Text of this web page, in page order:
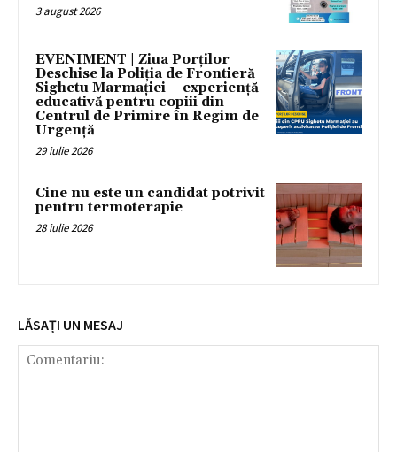
3 august 2026
EVENIMENT | Ziua Porților
Deschise la Poliția de Frontieră
Sighetu Marmației – experiență
educativă pentru copiii din
Centrul de Primire în Regim de
Urgență
29 iulie 2026
Cine nu este un candidat potrivit
pentru termoterapie
28 iulie 2026
LĂSAȚI UN MESAJ